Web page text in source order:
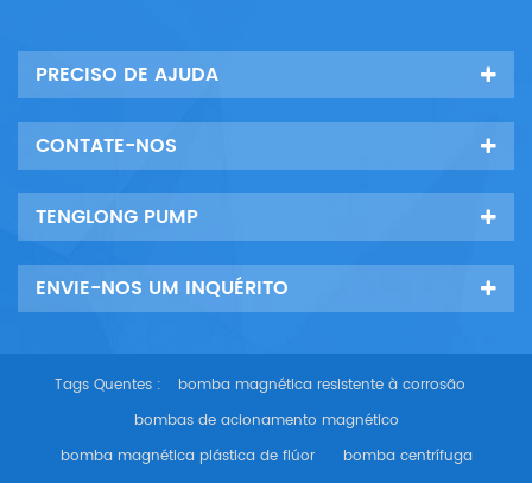
PRECISO DE AJUDA
CONTATE-NOS
TENGLONG PUMP
ENVIE-NOS UM INQUÉRITO
Tags Quentes :
bomba magnética resistente à corrosão
bombas de acionamento magnético
bomba magnética plástica de flúor
bomba centrífuga